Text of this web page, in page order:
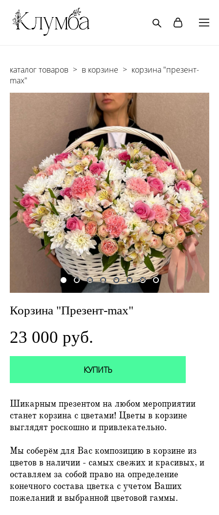
каталог товаров > в корзине > корзина "презент-
max"
Корзина "Презент-max"
23 000 pуб.
КУПИТЬ
Шикарным презентом на любом мероприятии
станет корзина с цветами! Цветы в корзине
выглядят роскошно и привлекательно.
Мы соберём для Вас композицию в корзине из
цветов в наличии - самых свежих и красивых, и
оставляем за собой право на определение
конечного состава цветка с учетом Ваших
пожеланий и выбранной цветовой гаммы.